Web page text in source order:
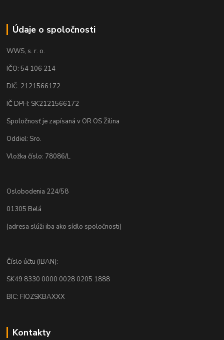
Údaje o spoločnosti
WWS, s. r. o.
IČO: 54 106 214
DIČ: 2121566172
IČ DPH: SK2121566172
Spoločnosť je zapísaná v OR OS Žilina
Oddiel: Sro.
Vložka číslo: 78086/L
Oslobodenia 224/58
01305 Belá
(adresa slúži iba ako sídlo spoločnosti)
Číslo účtu (IBAN):
SK49 8330 0000 0028 0205 1888
BIC: FIOZSKBAXXX
Kontakty